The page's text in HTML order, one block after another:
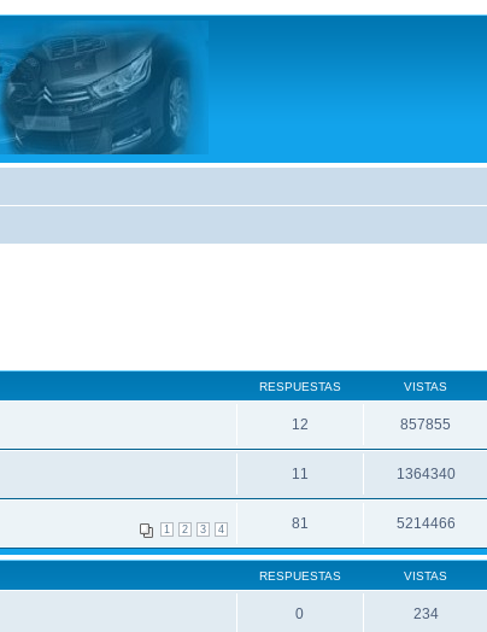
RESPUESTAS VISTAS
12 857855
11 1364340
1 2 3 4 81 5214466
RESPUESTAS VISTAS
0 234